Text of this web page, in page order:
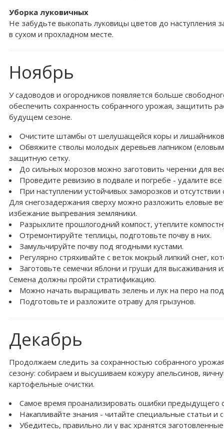
Уборка луковичных
Не забудьте выкопать луковицы цветов до
в сухом и прохладном месте.
Ноябрь
У садоводов и огородников появляется больше
обеспечить сохранность собранного урожая, защитить
будущем сезоне.
Очистите штамбы от шелушащейся коры и
Обвяжите стволы молодых деревьев лапником
защитную сетку.
До сильных морозов можно заготовить черенки для
Проведите ревизию в подвале и погребе - удалите
При наступлении устойчивых заморозков и
Для снегозадержания сверху можно разложить еловые
избежание выпревания земляники.
Разрыхлите прошлогодний компост, утеплите
Отремонтируйте теплицы, подготовьте почву в них.
Замульчируйте почву под ягодными кустами.
Регулярно стряхивайте с веток мокрый липкий снег,
Заготовьте семечки яблони и груши для высаживания
Семена должны пройти стратификацию.
Можно начать выращивать зелень и лук на перо на
Подготовьте и разложите отраву для грызунов.
Декабрь
Продолжаем следить за сохранностью собранного
сезону: собираем и высушиваем кожуру апельсинов,
картофельные очистки.
Самое время проанализировать ошибки предыдущего
Накапливайте знания - читайте специальные статьи и
Убедитесь, правильно ли у вас хранятся